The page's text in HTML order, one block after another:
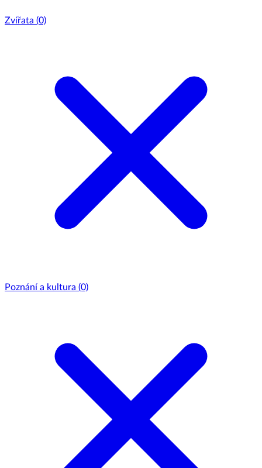
Zvířata (0)
Poznání a kultura (0)